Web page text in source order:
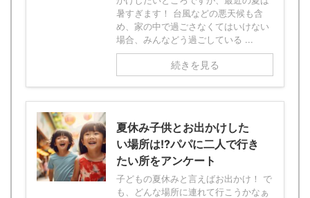
暑すぎます！ 台風などの悪天候も含
め、家の中で過ごさなくてはいけない
場合、みんなどう過ごしている ...
続きを見る
夏休み子供とお出かけした
い場所は!?パパに二人で行き
たい所をアンケート
子どもの夏休みと言えばお出かけ！ で
も、どんな場所に連れて行こうかなぁ